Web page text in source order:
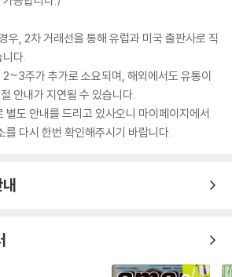
우, 2차 거래선을 통해 유럽과 미국 출판사로 직
다.
2~3주가 추가로 소요되며, 해외에서도 유통이
안내가 지연될 수 있습니다.
별도 안내를 드리고 있사오니 마이페이지에서
를 다시 한번 확인해주시기 바랍니다.